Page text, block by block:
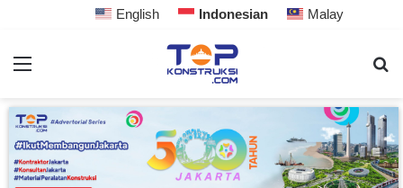
English Indonesian Malay